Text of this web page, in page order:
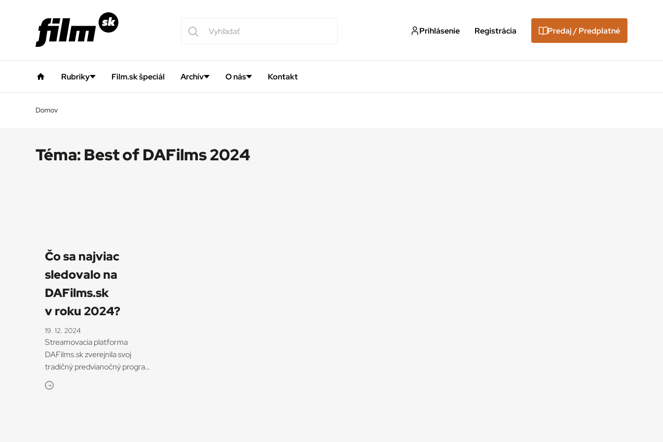
Rubriky Film.sk špeciál Archív O nás Kontakt
Prihlásenie Registrácia Predaj / Predplatné
Domov
Téma:Best of DAFilms 2024
Čo sa najviac
sledovalo na
DAFilms.sk
v roku 2024?
19. 12. 2024
Streamovacia platforma
DAFilms.sk zverejnila svoj
tradičný predvianočný program
Best of DAFilms 2024. Výber
najlepších hraných,